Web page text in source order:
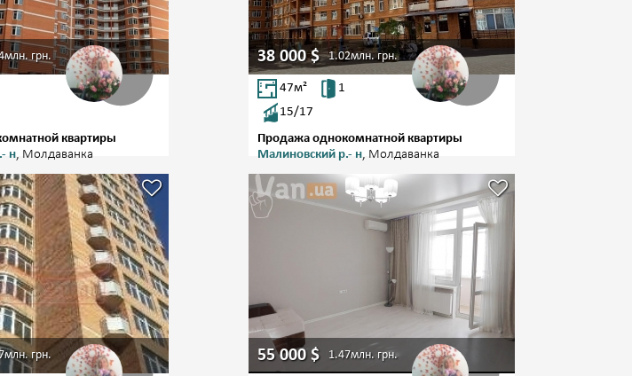
грн.
квартиры
н, Молдаванка
38 000$ 1.02млн.грн.
47м²
1
15/17
Продажа однокомнатной квартиры
Малиновский р.- н, Молдаванка
грн. 55 000$ 1.47млн. грн.